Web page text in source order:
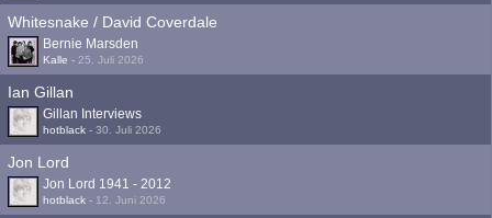
Whitesnake / David Coverdale
Bernie Marsden
Kalle - 25. Juli 2026
Ian Gillan
Gillan Interviews
hotblack - 30. Juli 2026
Jon Lord
Jon Lord 1941 - 2012
hotblack - 12. Juni 2026